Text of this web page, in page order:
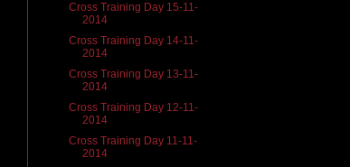
Cross Training Day 15-11-
2014
Cross Training Day 14-11-
2014
Cross Training Day 13-11-
2014
Cross Training Day 12-11-
2014
Cross Training Day 11-11-
2014